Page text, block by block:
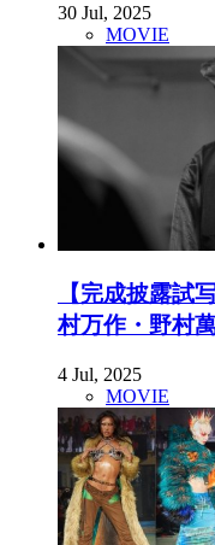
30 Jul, 2025
MOVIE
【完成披露試
村万作・野村
4 Jul, 2025
MOVIE